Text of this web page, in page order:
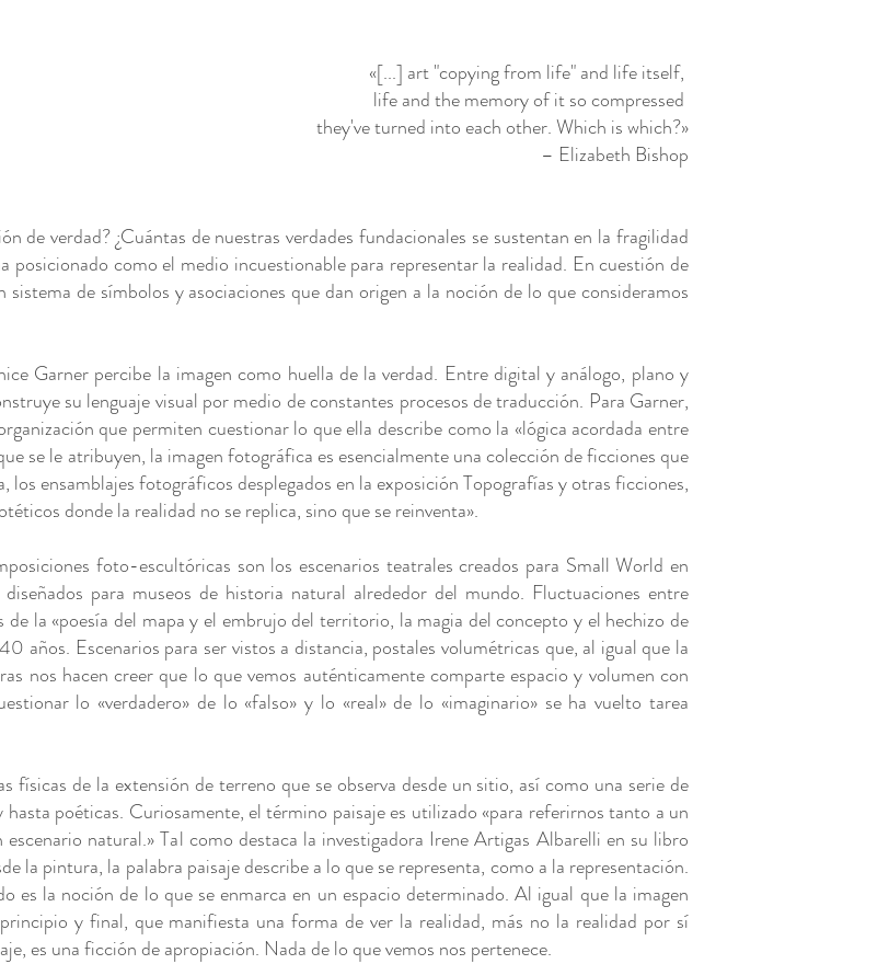
«[...] art "copying from life" and life itself,
life and the memory of it so compressed
they've turned into each other. Which is which?»
– Elizabeth Bishop
de verdad? ¿Cuántas de nuestras verdades fundacionales se sustentan en la fragilidad
como el medio incuestionable para representar la realidad. En cuestión de
de símbolos y asociaciones que dan origen a la noción de lo que consideramos
Garner percibe la imagen como huella de la verdad. Entre digital y análogo, plano y
su lenguaje visual por medio de constantes procesos de traducción. Para Garner,
que permiten cuestionar lo que ella describe como la «lógica acordada entre
se le atribuyen, la imagen fotográfica es esencialmente una colección de ficciones que
los ensamblajes fotográficos desplegados en la exposición Topografías y otras ficciones,
donde la realidad no se replica, sino que se reinventa».
foto-escultóricas son los escenarios teatrales creados para Small World en
para museos de historia natural alrededor del mundo. Fluctuaciones entre
la «poesía del mapa y el embrujo del territorio, la magia del concepto y el hechizo de
años. Escenarios para ser vistos a distancia, postales volumétricas que, al igual que la
nos hacen creer que lo que vemos auténticamente comparte espacio y volumen con
lo «verdadero» de lo «falso» y lo «real» de lo «imaginario» se ha vuelto tarea
físicas de la extensión de terreno que se observa desde un sitio, así como una serie de
poéticas. Curiosamente, el término paisaje es utilizado «para referirnos tanto a un
natural.» Tal como destaca la investigadora Irene Artigas Albarelli en su libro
la pintura, la palabra paisaje describe a lo que se representa, como a la representación.
es la noción de lo que se enmarca en un espacio determinado. Al igual que la imagen
y final, que manifiesta una forma de ver la realidad, más no la realidad por sí
es una ficción de apropiación. Nada de lo que vemos nos pertenece.